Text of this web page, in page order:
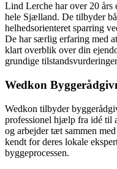
Lind Lerche har over 20 års
hele Sjælland. De tilbyder
helhedsorienteret sparring
De har særlig erfaring med
klart overblik over din
grundige
Wedkon
Wedkon tilbyder
professionel hjælp fra idé til
og arbejder tæt sammen
kendt for deres lokale
byggeprocessen.